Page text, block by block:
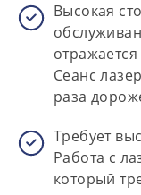
Высокая
Сеанс
раза
Требует
Работа с
который